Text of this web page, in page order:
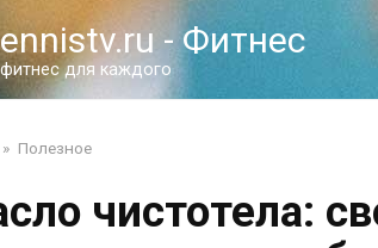
- Фитнес
для каждого
» Полезное
чистотела: